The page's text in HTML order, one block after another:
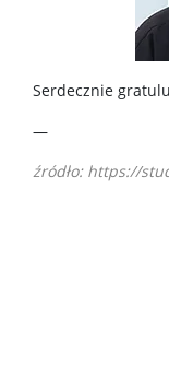
Ogłoszenia
Serdecznie
—
źródło: https://